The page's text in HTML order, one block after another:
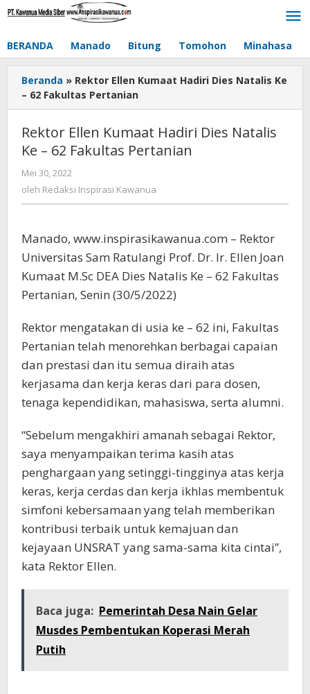
Lewati
BERANDA Manado Bitung Tomohon Minahasa
Beranda » Rektor Ellen Kumaat Hadiri Dies Natalis Ke
– 62 Fakultas Pertanian
Rektor Ellen Kumaat Hadiri Dies Natalis
Ke – 62 Fakultas Pertanian
Mei 30, 2022
Redaksi
Inspirasi
oleh Redaksi Inspirasi Kawanua
Manado, www.inspirasikawanua.com – Rektor
Universitas Sam Ratulangi Prof. Dr. Ir. Ellen Joan
Kumaat M.Sc DEA Dies Natalis Ke – 62 Fakultas
Pertanian, Senin (30/5/2022)
Rektor mengatakan di usia ke – 62 ini, Fakultas
Pertanian telah menorehkan berbagai capaian
dan prestasi dan itu semua diraih atas
kerjasama dan kerja keras dari para dosen,
tenaga kependidikan, mahasiswa, serta alumni.
“Sebelum mengakhiri amanah sebagai Rektor,
saya menyampaikan terima kasih atas
penghargaan yang setinggi-tingginya atas kerja
keras, kerja cerdas dan kerja ikhlas membentuk
simfoni kebersamaan yang telah memberikan
kontribusi terbaik untuk kemajuan dan
kejayaan UNSRAT yang sama-sama kita cintai”,
kata Rektor Ellen.
Baca juga: Pemerintah Desa Nain Gelar
Musdes Pembentukan Koperasi Merah
Putih